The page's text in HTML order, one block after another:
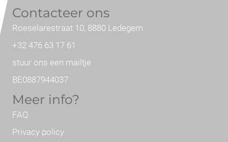
Contacteer ons
Roeselarestraat 10, 8880 Ledegem
+32 476 63 17 61
stuur ons een mailtje
BE0887944037
Meer info?
FAQ
Privacy policy